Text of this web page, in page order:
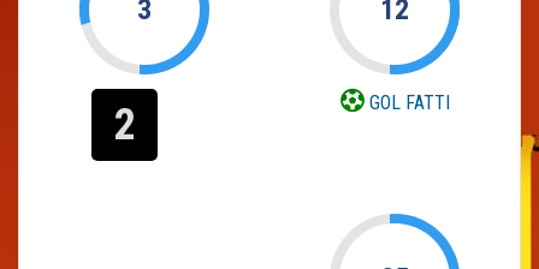
3
2
12
GOL FATTI